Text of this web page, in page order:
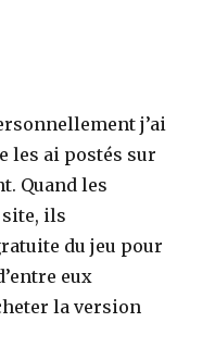
j’ai
les ai postés sur
Quand les
ils
du jeu pour
eux
la version